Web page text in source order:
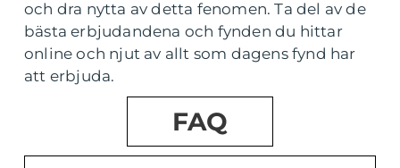
och dra nytta av detta fenomen. Ta del av de
bästa erbjudandena och fynden du hittar
online och njut av allt som dagens fynd har
att erbjuda.
FAQ